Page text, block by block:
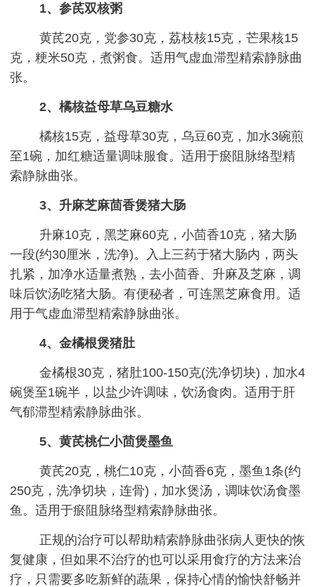
1、参芪双核粥
黄芪20克，党参30克，荔枝核15克，芒果核15
克，粳米50克，煮粥食。适用气虚血滞型精索静脉曲
张。
2、橘核益母草乌豆糖水
橘核15克，益母草30克，乌豆60克，加水3碗煎
至1碗，加红糖适量调味服食。适用于瘀阻脉络型精
索静脉曲张。
3、升麻芝麻茴香煲猪大肠
升麻10克，黑芝麻60克，小茴香10克，猪大肠
一段(约30厘米，洗净)。入上三药于猪大肠内，两头
扎紧，加净水适量煮熟，去小茴香、升麻及芝麻，调
味后饮汤吃猪大肠。有便秘者，可连黑芝麻食用。适
用于气虚血滞型精索静脉曲张。
4、金橘根煲猪肚
金橘根30克，猪肚100-150克(洗净切块)，加水4
碗煲至1碗半，以盐少许调味，饮汤食肉。适用于肝
气郁滞型精索静脉曲张。
5、黄芪桃仁小茴煲墨鱼
黄芪20克，桃仁10克，小茴香6克，墨鱼1条(约
250克，洗净切块，连骨)，加水煲汤，调味饮汤食墨
鱼。适用于瘀阻脉络型精索静脉曲张。
正规的治疗可以帮助精索静脉曲张病人更快的恢
复健康，但如果不治疗的也可以采用食疗的方法来治
疗，只需要多吃新鲜的蔬果，保持心情的愉快舒畅并